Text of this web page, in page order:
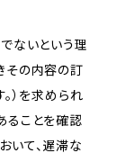
ないという理
その内容の訂
）を求められ
ることを確認
いて、遅滞な